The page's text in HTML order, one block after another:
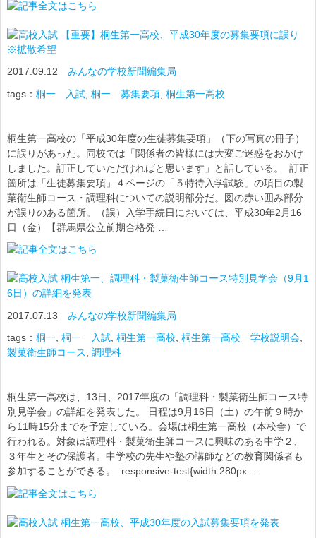
【重要】桐生第一高校、平成30年度の募集要項に誤り
※拡散希望
2017.09.12 みんなの学校新聞編集局
tags： 桐一 入試 桐一 募集要項 桐生第一高校
桐生第一高校の「平成30年度の生徒募集要項」（下の写真の冊子）
に誤りがあった。同校では「関係者の皆様には大変ご迷惑をおかけ
しました。訂正していただければと思います」と話している。 訂正
箇所は「生徒募集要項」４ページの「５特待入学試験」の項目の製
菓衛生師コース・調理科についての説明部分だ。図の赤い囲み部分
が誤りのある箇所。（誤）入学手続日においては、平成30年2月16
日（金）【群馬県公立前期合格発 …
桐生第一、調理科・製菓衛生師コース特別見学会（9月1
6日）の詳細を発表
2017.07.13 みんなの学校新聞編集局
tags： 桐一 桐一 入試 桐生第一高校 桐生第一高校 学校説明会
製菓衛生師コース
調理科
桐生第一高校は、13日、2017年度の「調理科・製菓衛生師コース特
別見学会」の詳細を発表した。 日程は9月16日（土）の午前９時か
ら11時15分までを予定している。会場は桐生第一高校（本校舎）で
行われる。対象は調理科・製菓衛生師コースに興味のある中学２、
３年生とその保護者。中学校の先生や塾の講師などの教育関係者も
参加することができる。 .responsive-test{width:280px …
桐生第一高校、平成30年度の入試募集要項を発表